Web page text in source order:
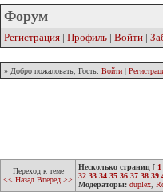
Форум
Регистрация | Профиль | Войти |
» Добро пожаловать, Гость: Войти |
Переход к теме
<< Назад Вперед >>
Несколько страниц [ 1
32 33 34 35 36 37 38 39
Модераторы: duplex